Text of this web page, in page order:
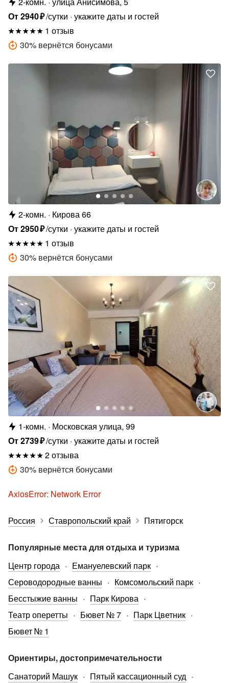
От2940₽/сутки укажите даты и гостей
1 отзыв
30% вернётся бонусами
2-комн.
Кирова 66
От2950₽/сутки укажите даты и гостей
1 отзыв
30% вернётся бонусами
1-комн.
Московская улица, 99
От2739₽/сутки укажите даты и гостей
2 отзыва
30% вернётся бонусами
AxiosError: Network Error
Россия Ставропольский край Пятигорск
Популярные места для отдыха и туризма
Центр города
Емануелевский парк
Сероводородные ванны
Комсомольский парк
Бесстыжие ванны
Парк Кирова
Театр оперетты
Бювет № 7
Парк Цветник
Бювет № 1
Ориентиры, достопримечательности
Санаторий Машук
Пятый кассационный суд